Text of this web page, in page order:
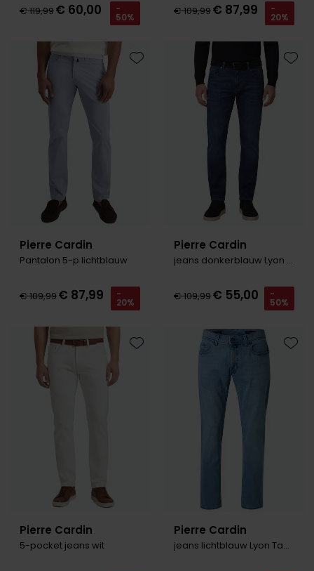
€ 119,99€ 60,00 -
50% € 109,99€ 87,99 -
20%
Pierre Cardin
Pantalon 5-p lichtblauw
€ 109,99€ 87,99 -
20%
Toevoegen aan favorieten
Pierre Cardin
jeans donkerblauw Lyon Tapered
€ 109,99€ 55,00 -
50%
Pierre Cardin
5-pocket jeans wit
Toevoegen aan favorieten
Pierre Cardin
jeans lichtblauw Lyon Tapered